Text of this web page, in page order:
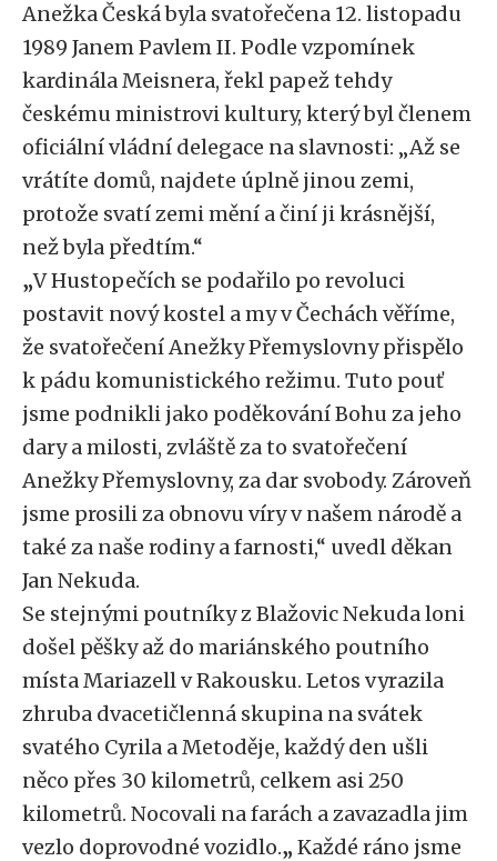
Anežka Česká byla svatořečena 12. listopadu
1989 Janem Pavlem II. Podle vzpomínek
kardinála Meisnera, řekl papež tehdy
českému ministrovi kultury, který byl členem
oficiální vládní delegace na slavnosti: „Až se
vrátíte domů, najdete úplně jinou zemi,
protože svatí zemi mění a činí ji krásnější,
než byla předtím.“
„V Hustopečích se podařilo po revoluci
postavit nový kostel a my v Čechách věříme,
že svatořečení Anežky Přemyslovny přispělo
k pádu komunistického režimu. Tuto pouť
jsme podnikli jako poděkování Bohu za jeho
dary a milosti, zvláště za to svatořečení
Anežky Přemyslovny, za dar svobody. Zároveň
jsme prosili za obnovu víry v našem národě a
také za naše rodiny a farnosti,“ uvedl děkan
Jan Nekuda.
Se stejnými poutníky z Blažovic Nekuda loni
došel pěšky až do mariánského poutního
místa Mariazell v Rakousku. Letos vyrazila
zhruba dvacetičlenná skupina na svátek
svatého Cyrila a Metoděje, každý den ušli
něco přes 30 kilometrů, celkem asi 250
kilometrů. Nocovali na farách a zavazadla jim
vezlo doprovodné vozidlo.„ Každé ráno jsme